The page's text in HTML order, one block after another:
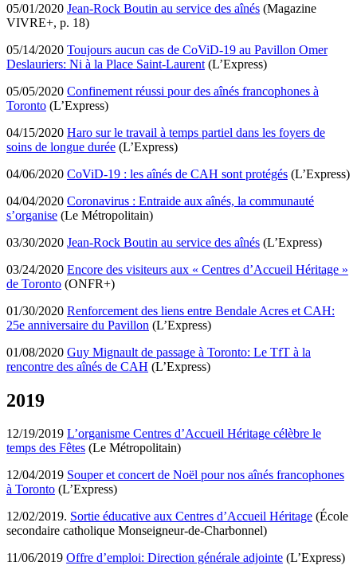
05/01/2020 Jean-Rock Boutin au service des aînés (Magazine
VIVRE+, p. 18)
05/14/2020 Toujours aucun cas de CoViD-19 au Pavillon Omer
Deslauriers: Ni à la Place Saint-Laurent (L’Express)
05/05/2020 Confinement réussi pour des aînés francophones à
Toronto (L’Express)
04/15/2020 Haro sur le travail à temps partiel dans les foyers de
soins de longue durée (L’Express)
04/06/2020 CoViD-19 : les aînés de CAH sont protégés (L’Express)
04/04/2020 Coronavirus : Entraide aux aînés, la communauté
s’organise (Le Métropolitain)
03/30/2020 Jean-Rock Boutin au service des aînés (L’Express)
03/24/2020 Encore des visiteurs aux « Centres d’Accueil Héritage »
de Toronto (ONFR+)
01/30/2020 Renforcement des liens entre Bendale Acres et CAH:
25e anniversaire du Pavillon (L’Express)
01/08/2020 Guy Mignault de passage à Toronto: Le TfT à la
rencontre des aînés de CAH (L’Express)
2019
12/19/2019 L’organisme Centres d’Accueil Héritage célèbre le
temps des Fêtes (Le Métropolitain)
12/04/2019 Souper et concert de Noël pour nos aînés francophones
à Toronto (L’Express)
12/02/2019. Sortie éducative aux Centres d’Accueil Héritage (École
secondaire catholique Monseigneur-de-Charbonnel)
11/06/2019 Offre d’emploi: Direction générale adjointe (L’Express)